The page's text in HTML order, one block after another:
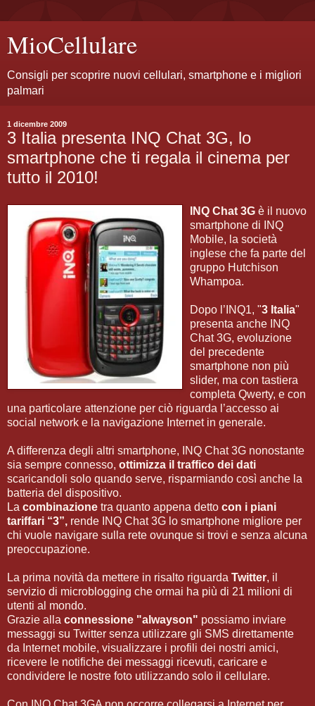
MioCellulare
Consigli per scoprire nuovi cellulari, smartphone e i migliori
palmari
1 dicembre 2009
3 Italia presenta INQ Chat 3G, lo
smartphone che ti regala il cinema per
tutto il 2010!
INQ Chat 3G è il nuovo
smartphone di INQ
Mobile, la società
inglese che fa parte del
gruppo Hutchison
Whampoa.
Dopo l’INQ1, "3 Italia"
presenta anche INQ
Chat 3G, evoluzione
del precedente
smartphone non più
slider, ma con tastiera
completa Qwerty, e con
una particolare attenzione per ciò riguarda l’accesso ai
social network e la navigazione Internet in generale.
A differenza degli altri smartphone, INQ Chat 3G nonostante
sia sempre connesso, ottimizza il traffico dei dati
scaricandoli solo quando serve, risparmiando così anche la
batteria del dispositivo.
La combinazione tra quanto appena detto con i piani
tariffari “3”, rende INQ Chat 3G lo smartphone migliore per
chi vuole navigare sulla rete ovunque si trovi e senza alcuna
preoccupazione.
La prima novità da mettere in risalto riguarda Twitter, il
servizio di microblogging che ormai ha più di 21 milioni di
utenti al mondo.
Grazie alla connessione "alwayson" possiamo inviare
messaggi su Twitter senza utilizzare gli SMS direttamente
da Internet mobile, visualizzare i profili dei nostri amici,
ricevere le notifiche dei messaggi ricevuti, caricare e
condividere le nostre foto utilizzando solo il cellulare.